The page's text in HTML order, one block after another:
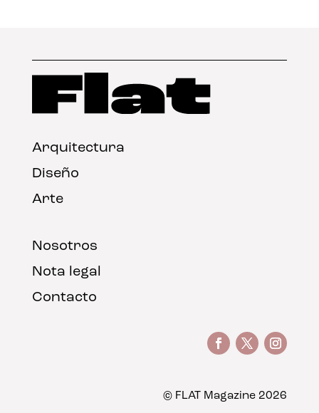
Arquitectura
Diseño
Arte
Nosotros
Nota legal
Contacto
© FLAT Magazine 2026